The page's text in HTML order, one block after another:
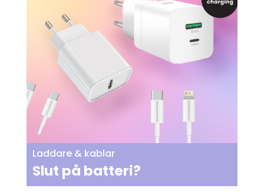
Laddare & kablar
Slut på batteri?